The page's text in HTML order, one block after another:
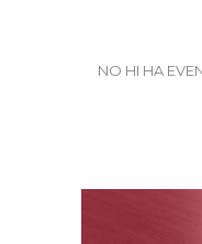
NO HI HA